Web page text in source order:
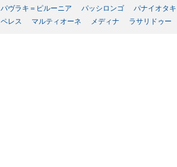
パヴラキ＝ピルーニア
パッシロンゴ パナイオタキ
ペレス
マルティオーネ メディナ ラサリドゥー